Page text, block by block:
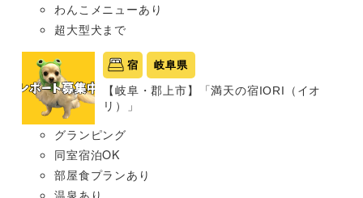
わんこメニューあり
超大型犬まで
宿 岐阜県
【岐阜・郡上市】「満天の宿IORI（イオ
リ）」
グランピング
同室宿泊OK
部屋食プランあり